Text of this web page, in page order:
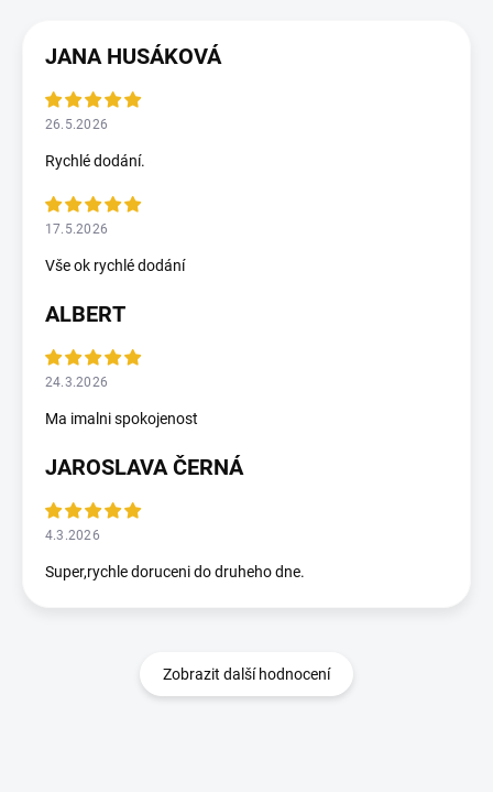
JANA HUSÁKOVÁ
26.5.2026
Rychlé dodání.
17.5.2026
Vše ok rychlé dodání
ALBERT
24.3.2026
Ma imalni spokojenost
JAROSLAVA ČERNÁ
4.3.2026
Super,rychle doruceni do druheho dne.
Zobrazit další hodnocení